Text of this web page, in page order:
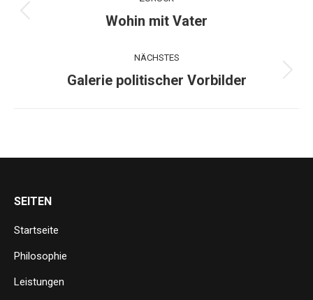
navigation
Previous
Wohin mit Vater
NÄCHSTES
Next
Galerie politischer Vorbilder
SEITEN
Startseite
Philosophie
Leistungen